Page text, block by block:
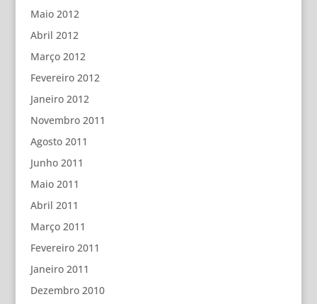
Maio 2012
Abril 2012
Março 2012
Fevereiro 2012
Janeiro 2012
Novembro 2011
Agosto 2011
Junho 2011
Maio 2011
Abril 2011
Março 2011
Fevereiro 2011
Janeiro 2011
Dezembro 2010